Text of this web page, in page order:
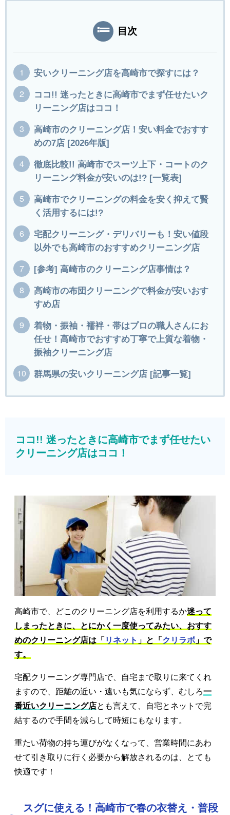
目次
安いクリーニング店を高崎市で探すには？
ココ!! 迷ったときに高崎市でまず任せたいク
リーニング店はココ！
高崎市のクリーニング店！安い料金でおすす
めの7店 [2026年版]
徹底比較!! 高崎市でスーツ上下・コートのク
リーニング料金が安いのは!? [一覧表]
高崎市でクリーニングの料金を安く抑えて賢
く活用するには!?
宅配クリーニング・デリバリーも！安い値段
以外でも高崎市のおすすめクリーニング店
[参考] 高崎市のクリーニング店事情は？
高崎市の布団クリーニングで料金が安いおす
すめ店
着物・振袖・襦袢・帯はプロの職人さんにお
任せ！高崎市でおすすめ丁寧で上質な着物・
振袖クリーニング店
群馬県の安いクリーニング店 [記事一覧]
ココ!! 迷ったときに高崎市でまず任せたい
クリーニング店はココ！
高崎市で、どこのクリーニング店を利用するか迷って
しまったときに、とにかく一度使ってみたい、おすす
めのクリーニング店は「 リネット 」と「 クリラボ 」で
す。
宅配クリーニング専門店で、自宅まで取りに来てくれ
ますので、距離の近い・遠いも気にならず、むしろ一
番近いクリーニング店とも言えて、自宅とネットで完
結するので手間を減らして時短にもなります。
重たい荷物の持ち運びがなくなって、営業時間にあわ
せて引き取りに行く必要から解放されるのは、とても
快適です！
スグに使える！高崎市で春の衣替え・普段